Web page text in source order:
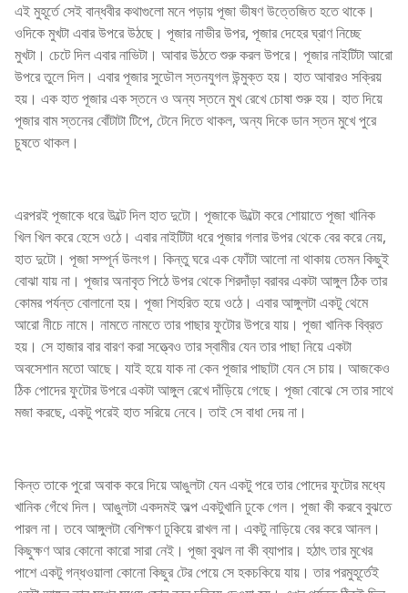
এই মুহূর্তে সেই বান্ধবীর কথাগুলো মনে পড়ায় পূজা ভীষণ উত্তেজিত হতে থাকে।
ওদিকে মুখটা এবার উপরে উঠছে। পূজার নাভীর উপর, পূজার দেহের ঘ্রাণ নিচ্ছে
মুখটা। চেটে দিল এবার নাভিটা। আবার উঠতে শুরু করল উপরে। পূজার নাইটিটা আরো
উপরে তুলে দিল। এবার পূজার সুডৌল স্তনযুগল উন্মুক্ত হয়। হাত আবারও সক্রিয়
হয়। এক হাত পূজার এক স্তনে ও অন্য স্তনে মুখ রেখে চোষা শুরু হয়। হাত দিয়ে
পূজার বাম স্তনের বোঁটাটা টিপে, টেনে দিতে থাকল, অন্য দিকে ডান স্তন মুখে পুরে
চুষতে থাকল।
এরপরই পূজাকে ধরে উল্টে দিল হাত দুটো। পূজাকে উল্টো করে শোয়াতে পূজা খানিক
খিল খিল করে হেসে ওঠে। এবার নাইটিটা ধরে পূজার গলার উপর থেকে বের করে নেয়,
হাত দুটো। পূজা সম্পূর্ন উলংগ। কিন্তু ঘরে এক ফোঁটা আলো না থাকায় তেমন কিছুই
বোঝা যায় না। পূজার অনাবৃত পিঠে উপর থেকে শিরদাঁড়া বরাবর একটা আঙ্গুল ঠিক তার
কোমর পর্যন্ত বোলানো হয়। পূজা শিহরিত হয়ে ওঠে। এবার আঙ্গুলটা একটু থেমে
আরো নীচে নামে। নামতে নামতে তার পাছার ফুটোর উপরে যায়। পূজা খানিক বিব্রত
হয়। সে হাজার বার বারণ করা সত্ত্বেও তার স্বামীর যেন তার পাছা নিয়ে একটা
অবসেশান মতো আছে। যাই হয়ে যাক না কেন পূজার পাছাটা যেন সে চায়। আজকেও
ঠিক পোদের ফুটোর উপরে একটা আঙ্গুল রেখে দাঁড়িয়ে গেছে। পূজা বোঝে সে তার সাথে
মজা করছে, একটু পরেই হাত সরিয়ে নেবে। তাই সে বাধা দেয় না।
কিন্ত তাকে পুরো অবাক করে দিয়ে আঙুলটা যেন একটু পরে তার পোদের ফুটোর মধ্যে
খানিক গেঁথে দিল। আঙুলটা একদমই অল্প একটুখানি ঢুকে গেল। পূজা কী করবে বুঝতে
পারল না। তবে আঙ্গুলটা বেশিক্ষণ ঢুকিয়ে রাখল না। একটু নাড়িয়ে বের করে আনল।
কিছুক্ষণ আর কোনো কারো সারা নেই। পূজা বুঝল না কী ব্যাপার। হঠাৎ তার মুখের
পাশে একটু গন্ধওয়ালা কোনো কিছুর টের পেয়ে সে হকচকিয়ে যায়। তার পরমুহূর্তেই